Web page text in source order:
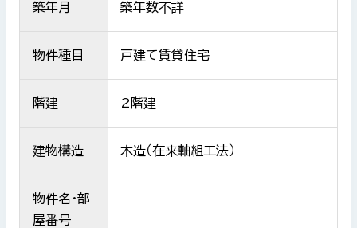
築年月 築年数不詳
物件種目 戸建て賃貸住宅
階建 2階建
建物構造 木造（在来軸組工法）
物件名・部
屋番号